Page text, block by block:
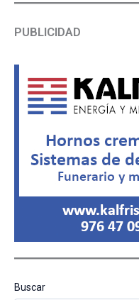
PUBLICIDAD
Buscar